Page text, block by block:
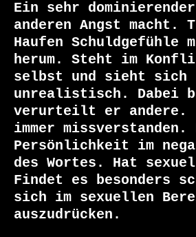
Ein sehr
anderen Angst macht.
Haufen Schuldgefühle
herum. Steht im
selbst und sieht sich
unrealistisch. Dabei
verurteilt er andere.
immer
Persönlichkeit im
des Wortes. Hat
Findet es besonders
sich im sexuellen
auszudrücken.